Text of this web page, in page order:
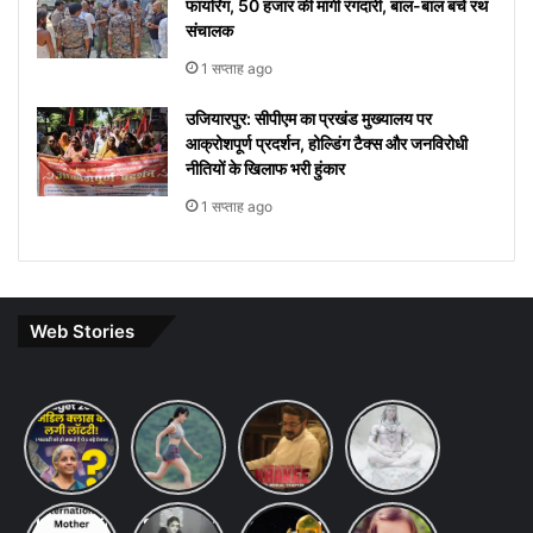
फायरिंग, 50 हजार की मांगी रंगदारी, बाल-बाल बचे रथ
संचालक
1 सप्ताह ago
उजियारपुर: सीपीएम का प्रखंड मुख्यालय पर
आक्रोशपूर्ण प्रदर्शन, होल्डिंग टैक्स और जनविरोधी
नीतियों के खिलाफ भरी हुंकार
1 सप्ताह ago
Web Stories
Budget
2026
Expectations:
Income
Tax Slab
Change
7 ways
to
maintain
a
healthy
lifestyle:
khakee
the
bengal
chapter
review
10 Lines
on Maha
Shivratri
in Hindi
InternationalSaraswati
chandrayaan-
10